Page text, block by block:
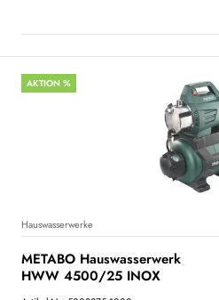
AKTION %
Hauswasserwerke
METABO Hauswasserwerk
HWW 4500/25 INOX